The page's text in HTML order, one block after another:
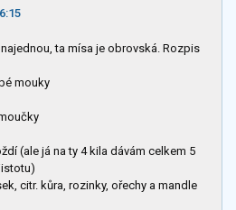
ta mísa je obrovská. Rozpis
mouky
(ale já na ty 4 kila dávám celkem 5
citr. kůra, rozinky, ořechy a mandle